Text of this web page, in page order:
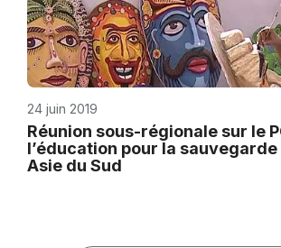
24 juin 2019
Réunion sous-régionale sur le
l’éducation pour la sauvegarde
Asie du Sud